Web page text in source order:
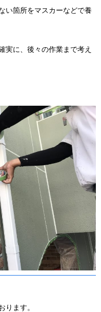
い箇所をマスカーなどで養
実に、後々の作業まで考え
ります。